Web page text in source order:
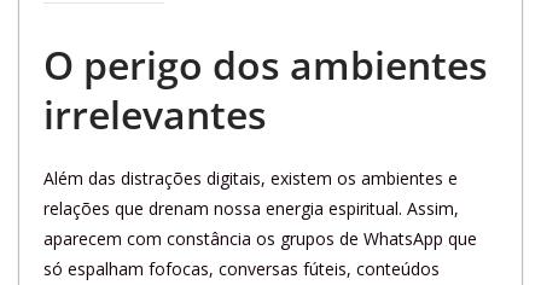
O perigo dos ambientes
irrelevantes
Além das distrações digitais, existem os ambientes e
relações que drenam nossa energia espiritual. Assim,
aparecem com constância os grupos de WhatsApp que
só espalham fofocas, conversas fúteis, conteúdos